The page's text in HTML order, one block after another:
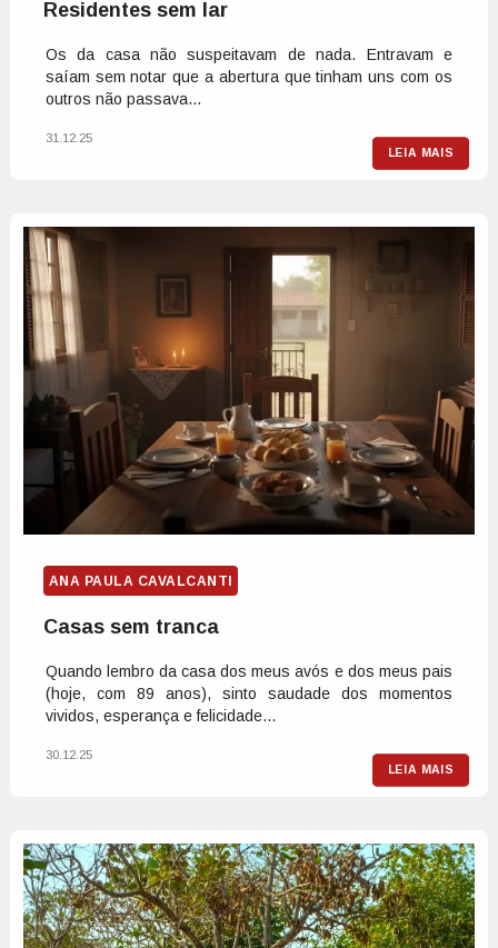
Residentes sem lar
Os da casa não suspeitavam de nada. Entravam e
saíam sem notar que a abertura que tinham uns com os
outros não passava...
LEIA MAIS
31.12.25
ANA PAULA CAVALCANTI
Casas sem tranca
Quando lembro da casa dos meus avós e dos meus pais
(hoje, com 89 anos), sinto saudade dos momentos
vividos, esperança e felicidade...
LEIA MAIS
30.12.25